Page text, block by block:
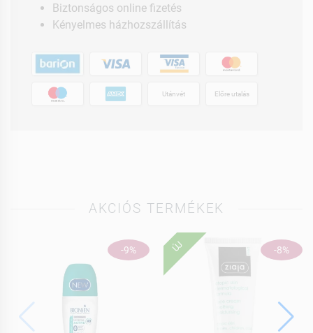
Biztonságos online fizetés
Kényelmes házhozszállítás
Utánvét Előre utalás
AKCIÓS TERMÉKEK
-9% -8%
ÚJ